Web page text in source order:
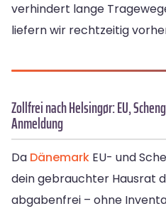
verhindert lange
liefern wir rechtzeitig
Zollfrei nach Helsingør: EU,
Anmeldung
Da Dänemark EU- und
dein gebrauchter Hausrat
abgabenfrei – ohne